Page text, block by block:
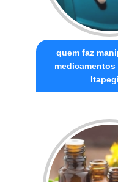
quem faz